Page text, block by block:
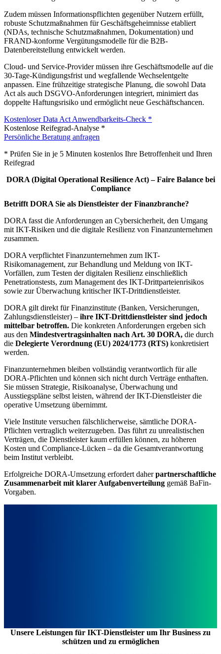
Zudem müssen Informationspflichten gegenüber Nutzern erfüllt,
robuste Schutzmaßnahmen für Geschäftsgeheimnisse etabliert
(NDAs, technische Schutzmaßnahmen, Dokumentation) und
FRAND-konforme Vergütungsmodelle für die B2B-
Datenbereitstellung entwickelt werden.
Cloud- und Service-Provider müssen ihre Geschäftsmodelle auf die
30-Tage-Kündigungsfrist und wegfallende Wechselentgelte
anpassen. Eine frühzeitige strategische Planung, die sowohl Data
Act als auch DSGVO-Anforderungen integriert, minimiert das
doppelte Haftungsrisiko und ermöglicht neue Geschäftschancen.
Kostenloser Data Act Anwendbarkeits-Check *
Kostenlose Reifegrad-Analyse *
Persönliche Beratung anfragen
* Prüfen Sie in je 5 Minuten kostenlos Ihre Betroffenheit und Ihren
Reifegrad
DORA (Digital Operational Resilience Act) – Faire Balance bei
Compliance
Betrifft DORA Sie als Dienstleister der Finanzbranche?
DORA fasst die Anforderungen an Cybersicherheit, den Umgang
mit IKT-Risiken und die digitale Resilienz von Finanzunternehmen
zusammen.
DORA verpflichtet Finanzunternehmen zum IKT-
Risikomanagement, zur Behandlung und Meldung von IKT-
Vorfällen, zum Testen der digitalen Resilienz einschließlich
Penetrationstests, zum Management des IKT-Drittparteienrisikos
sowie zur Überwachung kritischer IKT-Drittdienstleister.
DORA gilt direkt für Finanzinstitute (Banken, Versicherungen,
Zahlungsdienstleister) – ihre IKT-Drittdienstleister sind jedoch
mittelbar betroffen. Die konkreten Anforderungen ergeben sich
aus den Mindestvertragsinhalten nach Art. 30 DORA, die durch
die Delegierte Verordnung (EU) 2024/1773 (RTS) konkretisiert
werden.
Finanzunternehmen bleiben vollständig verantwortlich für alle
DORA-Pflichten und können sich nicht durch Verträge enthaften.
Sie müssen Strategie, Risikoanalyse, Überwachung und
Ausstiegspläne selbst leisten, während der IKT-Dienstleister die
operative Umsetzung übernimmt.
Viele Institute versuchen fälschlicherweise, sämtliche DORA-
Pflichten vertraglich weiterzugeben. Das führt zu unrealistischen
Verträgen, die Dienstleister kaum erfüllen können, zu höheren
Kosten und Compliance-Lücken – da die Gesamtverantwortung
beim Institut verbleibt.
Erfolgreiche DORA-Umsetzung erfordert daherpartnerschaftliche
Zusammenarbeit mit klarer Aufgabenverteilung gemäß BaFin-
Vorgaben.
Unsere Leistungen für IKT-Dienstleister um Ihr Business zu
schützen und zu ermöglichen